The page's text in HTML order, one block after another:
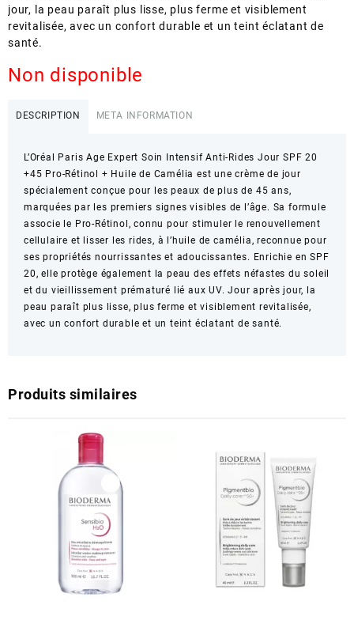
jour, la peau paraît plus lisse, plus ferme et visiblement
revitalisée, avec un confort durable et un teint éclatant de
santé.
Non disponible
DESCRIPTION META INFORMATION
L’Oréal Paris Age Expert Soin Intensif Anti-Rides Jour SPF 20
+45 Pro-Rétinol + Huile de Camélia est une crème de jour
spécialement conçue pour les peaux de plus de 45 ans,
marquées par les premiers signes visibles de l’âge. Sa formule
associe le Pro-Rétinol, connu pour stimuler le renouvellement
cellulaire et lisser les rides, à l’huile de camélia, reconnue pour
ses propriétés nourrissantes et adoucissantes. Enrichie en SPF
20, elle protège également la peau des effets néfastes du soleil
et du vieillissement prématuré lié aux UV. Jour après jour, la
peau paraît plus lisse, plus ferme et visiblement revitalisée,
avec un confort durable et un teint éclatant de santé.
Produits similaires